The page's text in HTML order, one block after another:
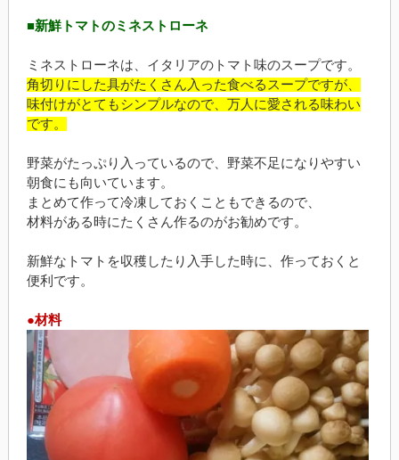
■新鮮トマトのミネストローネ
ミネストローネは、イタリアのトマト味のスープです。
角切りにした具がたくさん入った食べるスープですが、
味付けがとてもシンプルなので、万人に愛される味わい
です。
野菜がたっぷり入っているので、野菜不足になりやすい
朝食にも向いています。
まとめて作って冷凍しておくこともできるので、
材料がある時にたくさん作るのがお勧めです。
新鮮なトマトを収穫したり入手した時に、作っておくと
便利です。
●材料